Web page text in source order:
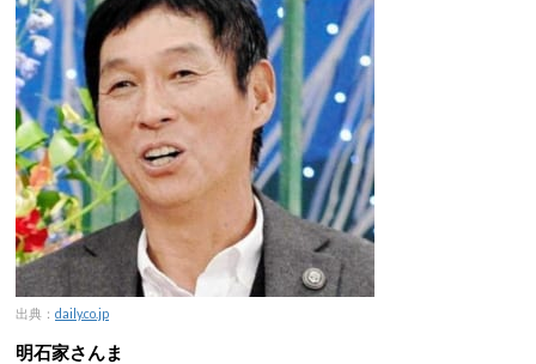
出典： daily.co.jp
明石家さんま